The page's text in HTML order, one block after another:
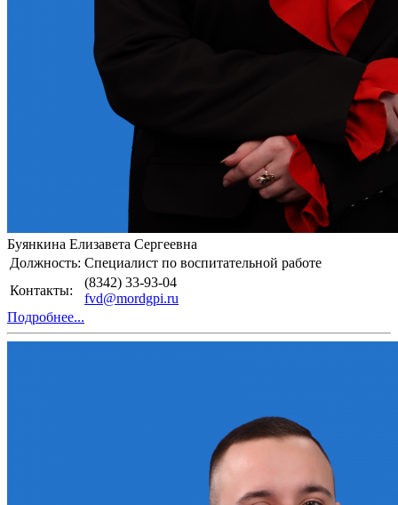
Буянкина Елизавета Сергеевна
Должность: Специалист по воспитательной работе
Контакты:
(8342) 33-93-04
fvd@mordgpi.ru
Подробнее...